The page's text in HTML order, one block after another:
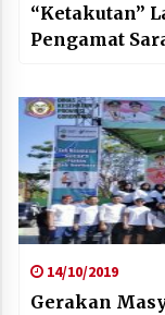
“Ketakutan”
Pengamat
14/10/2019
Gerakan